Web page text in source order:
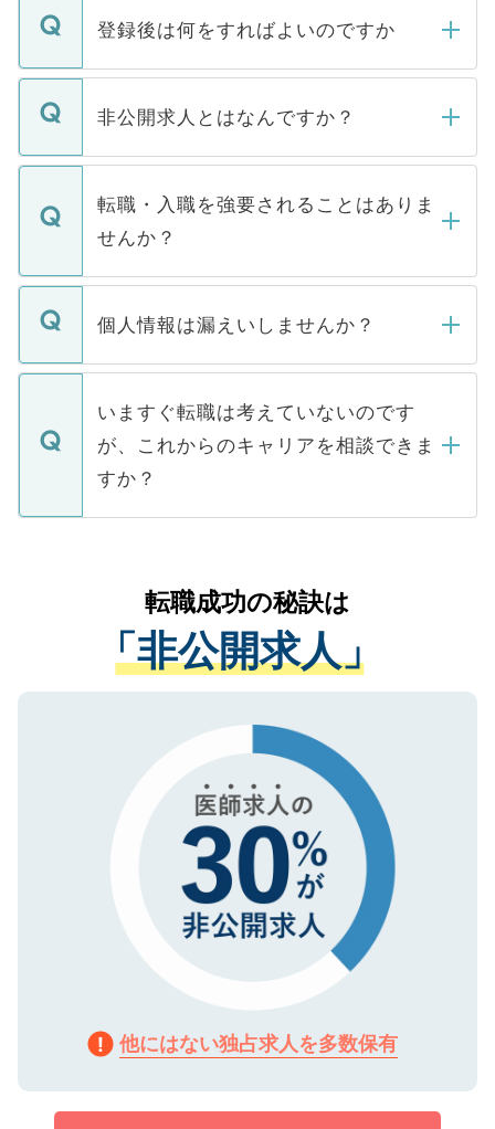
登録後は何をすればよいのですか
ご登録いただきましたら、弊社担当者がご
登録内容を確認し、その後メールもしくは
ます。通常、5営業日以内にはご連絡をせて
いただきますので、しばらくお待ちくださ
非公開求人とはなんですか？
マイナビDOCTORで取り扱っている求人の
うち約3割は、Webサイトからご覧いただ
けない「非公開求人」です。非公開求人は
下記の理由によって、一般には公開してい
ません。
■応募殺到を避けるため 人気のある医療機
関を公にしてしまうと、応募が殺到する場
に、医療機関が求める条件に合った人材の
みを人材紹介会社に依頼するケースが増え
ています。
転職・入職を強要されることはありま
せんか？
転職・入職を強要することは一切ありませ
ん。また、仮に応募先から内定をいただい
定を承諾する必要はありません。内定先へ
の辞退の連絡はキャリアパートナーが行い
個人情報は漏えいしませんか？
個人情報が漏えいすることはありませんの
で、ご安心ください。当サイトからの登録
などで収集したご登録者様の個人情報は、
ご本人のキャリアアップおよび転職活動の
支援を目的に使用いたします。お預かりし
ているすべての個人データはご本人の許可
は、個人情報の取り扱いについての厳密な
管理基準を満たした事業者のみに付与され
る、プライバシーマークを取得済みです。
で、機密保持に関してもご安心ください。
いますぐ転職は考えていないのです
が、これからのキャリアを相談できま
すか？
かがいして、現在の医療機関の状況や紹介
経験をまじえながら、適切なアドバイスを
させていただきます。すぐにご転職をされ
ない方には、長期的なサポートが可能です
ので、まずはご登録ください。
転職成功の秘訣は
「非公開求人」
他にはない独占求人を多数保有